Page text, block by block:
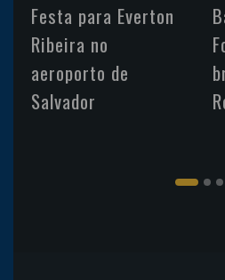
Festa para Everton
Ribeira no
aeroporto de
Salvador